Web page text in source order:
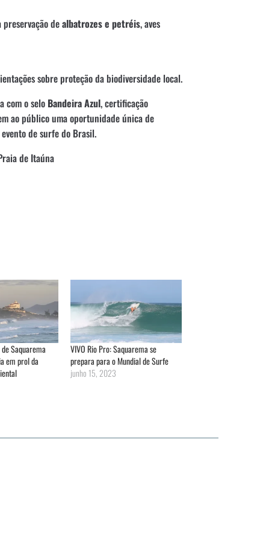
dealbatrozes e petréis, aves
sobre proteção da biodiversidade local.
com o selo Bandeira Azul, certificação
ao público uma oportunidade única de
de surfe do Brasil.
de Itaúna
Saquarema
em prol da
VIVO Rio Pro: Saquarema se
prepara para o Mundial de Surfe
junho 15, 2023